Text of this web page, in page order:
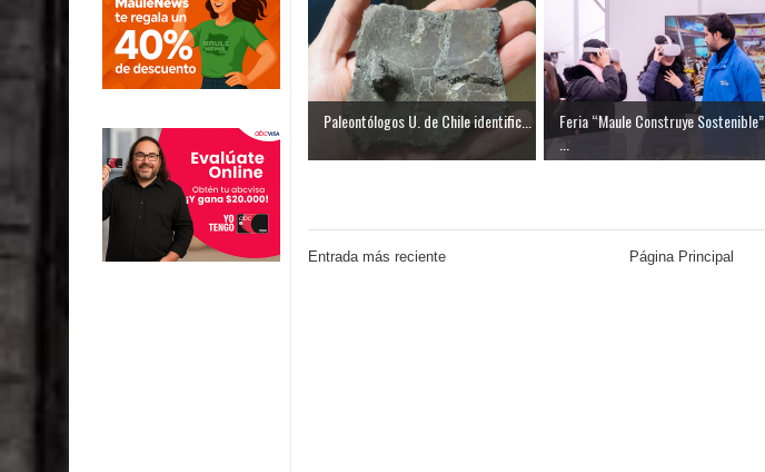
Paleontólogos U. de Chile identific...
Feria “Maule Construye Sostenible”
...
Entrada más reciente Página Principal